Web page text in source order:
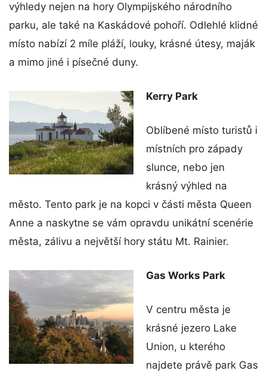
výhledy nejen na hory Olympijského národního
parku, ale také na Kaskádové pohoří. Odlehlé klidné
místo nabízí 2 míle pláží, louky, krásné útesy, maják
a mimo jiné i písečné duny.
Kerry Park
Oblíbené místo turistů i
místních pro západy
slunce, nebo jen
krásný výhled na
město. Tento park je na kopci v části města Queen
Anne a naskytne se vám opravdu unikátní scenérie
města, zálivu a největší hory státu Mt. Rainier.
Gas Works Park
V centru města je
krásné jezero Lake
Union, u kterého
najdete právě park Gas